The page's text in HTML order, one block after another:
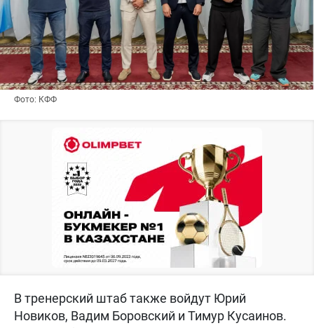
Фото: КФФ
В тренерский штаб также войдут Юрий
Новиков, Вадим Боровский и Тимур Кусаинов.